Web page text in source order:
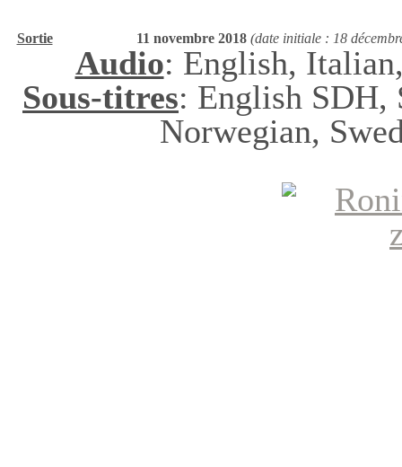
Sortie 11 novembre 2018 (date initiale : 18
Audio: English,
Sous-titres: English SDH,
Norwegian,